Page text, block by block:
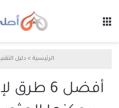
الرئيسية > دليل
أفضل 6